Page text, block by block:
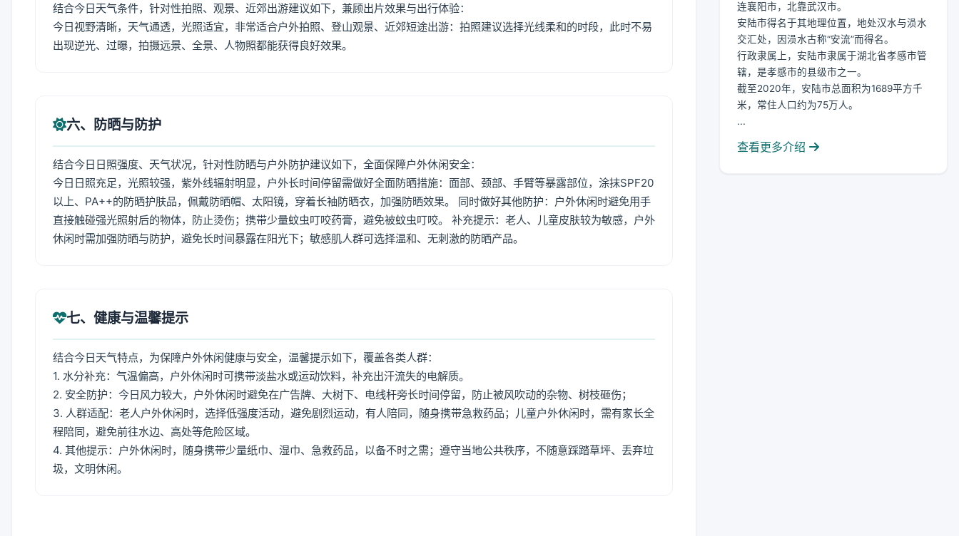
结合今日天气条件，针对性拍照、观景、近郊出游建议如下，兼顾出片效果与出行体验：
今日视野清晰，天气通透，光照适宜，非常适合户外拍照、登山观景、近郊短途出游：拍照建议选择光线柔和的时段，此时不易
出现逆光、过曝，拍摄远景、全景、人物照都能获得良好效果。
六、防晒与防护
结合今日日照强度、天气状况，针对性防晒与户外防护建议如下，全面保障户外休闲安全：
今日日照充足，光照较强，紫外线辐射明显，户外长时间停留需做好全面防晒措施：面部、颈部、手臂等暴露部位，涂抹SPF20
以上、PA++的防晒护肤品，佩戴防晒帽、太阳镜，穿着长袖防晒衣，加强防晒效果。 同时做好其他防护：户外休闲时避免用手
直接触碰强光照射后的物体，防止烫伤；携带少量蚊虫叮咬药膏，避免被蚊虫叮咬。 补充提示：老人、儿童皮肤较为敏感，户外
休闲时需加强防晒与防护，避免长时间暴露在阳光下；敏感肌人群可选择温和、无刺激的防晒产品。
七、健康与温馨提示
结合今日天气特点，为保障户外休闲健康与安全，温馨提示如下，覆盖各类人群：
1. 水分补充：气温偏高，户外休闲时可携带淡盐水或运动饮料，补充出汗流失的电解质。
2. 安全防护：今日风力较大，户外休闲时避免在广告牌、大树下、电线杆旁长时间停留，防止被风吹动的杂物、树枝砸伤；
3. 人群适配：老人户外休闲时，选择低强度活动，避免剧烈运动，有人陪同，随身携带急救药品；儿童户外休闲时，需有家长全
程陪同，避免前往水边、高处等危险区域。
4. 其他提示：户外休闲时，随身携带少量纸巾、湿巾、急救药品，以备不时之需；遵守当地公共秩序，不随意踩踏草坪、丢弃垃
圾，文明休闲。
连襄阳市，北靠武汉市。
安陆市得名于其地理位置，地处汉水与涢水
交汇处，因涢水古称“安流”而得名。
行政隶属上，安陆市隶属于湖北省孝感市管
辖，是孝感市的县级市之一。
截至2020年，安陆市总面积为1689平方千
米，常住人口约为75万人。
...
查看更多介绍